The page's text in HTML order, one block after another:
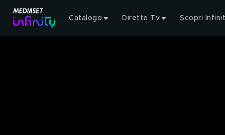
Catalogo Dirette Tv Scopri